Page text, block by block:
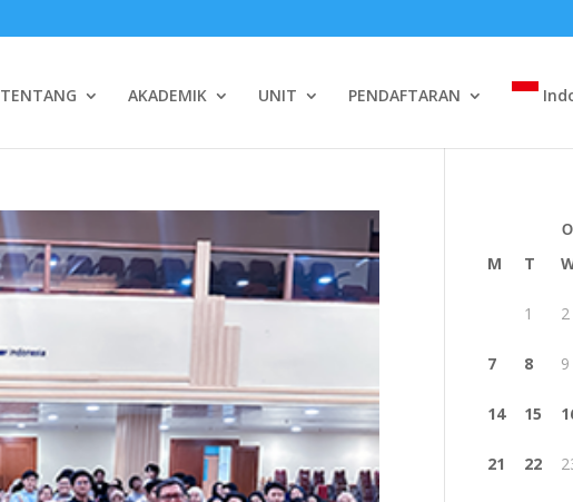
TENTANG AKADEMIK UNIT PENDAFTARAN
M T
1 2
7 8 9
14 15
21 22